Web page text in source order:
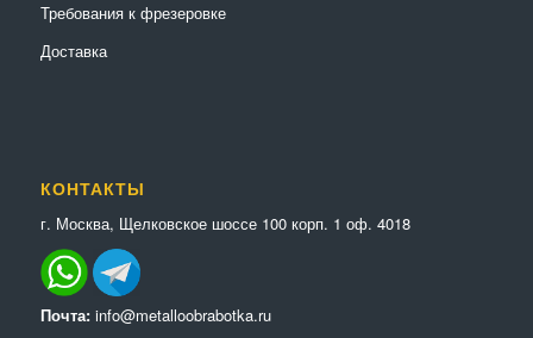
Требования к фрезеровке
Доставка
КОНТАКТЫ
г. Москва, Щелковское шоссе 100 корп. 1 оф. 4018
Почта: info@metalloobrabotka.ru